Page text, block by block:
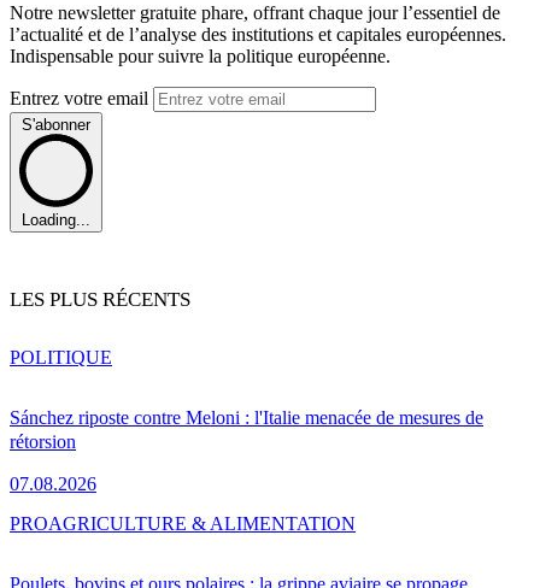
Notre newsletter gratuite phare, offrant chaque jour l’essentiel de
l’actualité et de l’analyse des institutions et capitales européennes.
Indispensable pour suivre la politique européenne.
Entrez votre email
S'abonner
Loading...
LES PLUS RÉCENTS
Sánchez riposte contre Meloni : l'Italie menacée de mesures de
rétorsion
07.08.2026
POLITIQUE
PROAGRICULTURE & ALIMENTATION